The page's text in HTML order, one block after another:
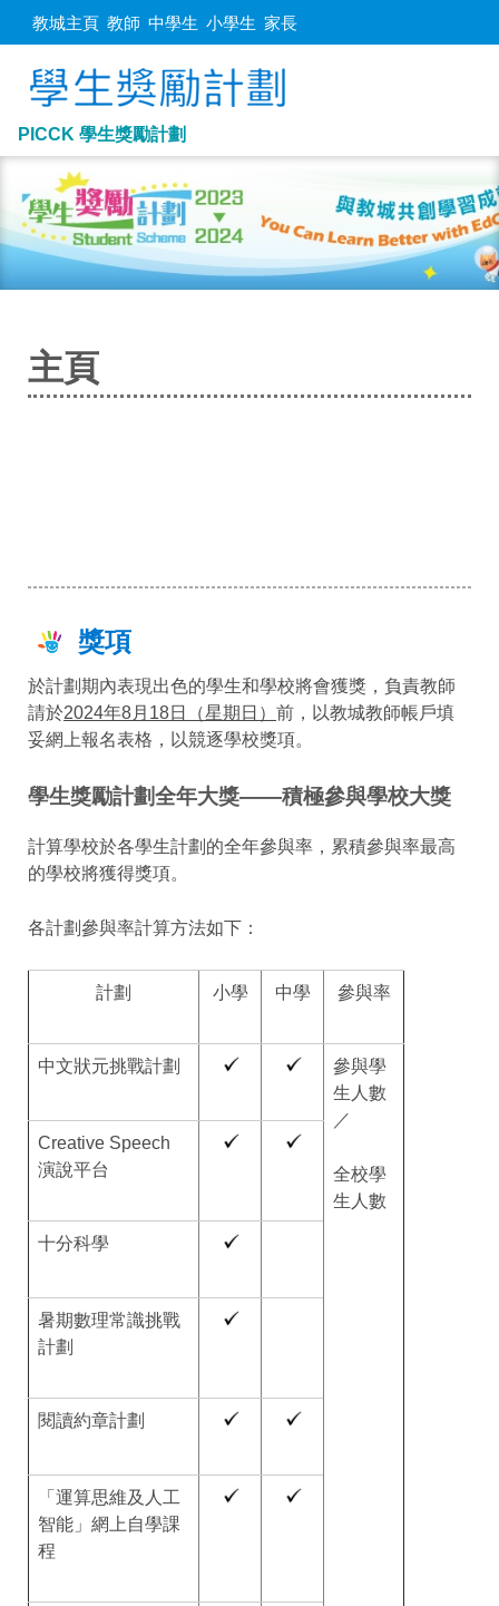
教城主頁 教師 中學生 小學生 家長
PICCK 學生獎勵計劃
主頁
獎項
於計劃期內表現出色的學生和學校將會獲獎，負責教師
請於2024年8月18日（星期日） 前，以教城教師帳戶填
妥網上報名表格，以競逐學校獎項。
學生獎勵計劃全年大獎——積極參與學校大獎
計算學校於各學生計劃的全年參與率，累積參與率最高
的學校將獲得獎項。
各計劃參與率計算方法如下：
計劃 小學 中學 參與率
中文狀元挑戰計劃
參與學
生人數
／
全校學
生人數
Creative Speech
演說平台
十分科學
暑期數理常識挑戰
計劃
閱讀約章計劃
「運算思維及人工
智能」網上自學課
程